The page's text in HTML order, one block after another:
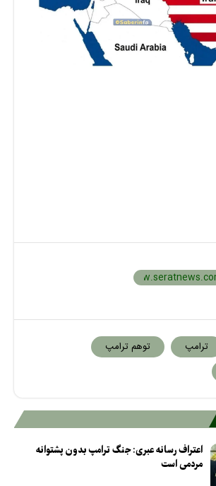
ترامپ
توهم ترامپ
اعتراف رسانه عبری: جنگ ترامپ بدون پشتوانه
مردمی است